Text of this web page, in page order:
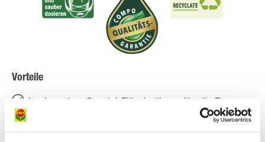
Vorteile
hochwertiger Spezial-Flüssigdünger für alle Rosen
wirkt sofort, stimuliert das Wurzelwachstum und